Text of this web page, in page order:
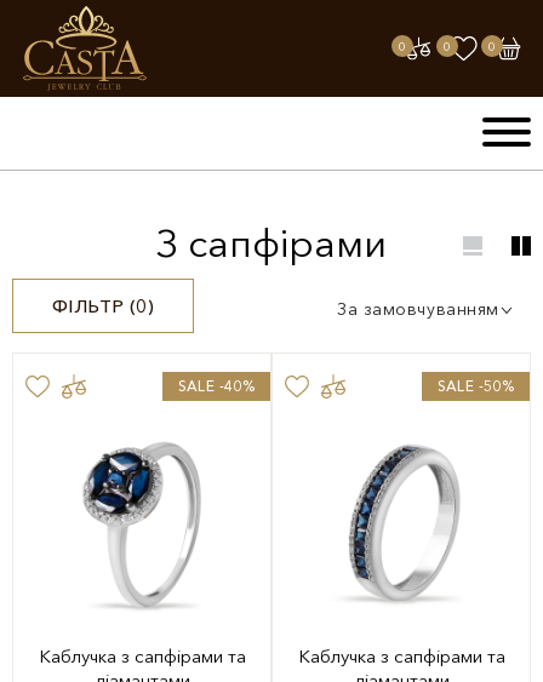
0 0 0
З сапфірами
ФІЛЬТР (0) За замовчуванням
SALE -40%
Каблучка з сапфірами та
SALE -50%
Каблучка з сапфірами та